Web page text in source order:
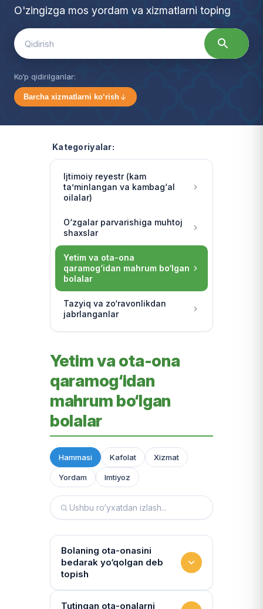
O'zingizga mos yordam va xizmatlarni toping
Search
for:
Ko‘p qidirilganlar:
Barcha xizmatlarni ko‘rish
Kategoriyalar:
Ijtimoiy reyestr (kam
ta’minlangan va kambag‘al
oilalar)
O‘zgalar parvarishiga muhtoj
shaxslar
Yetim va ota-ona
qaramog‘idan mahrum bo‘lgan
bolalar
Tazyiq va zo‘ravonlikdan
jabrlanganlar
Yetim va ota-ona
qaramog‘idan
mahrum bo‘lgan
bolalar
Hammasi Kafolat Xizmat
Yordam Imtiyoz
Bolaning ota-onasini
bedarak yo‘qolgan deb
topish
Hujjatlarni tiklash xizmati
Tutingan ota-onalarni